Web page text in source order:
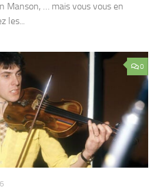
Manson, … mais vous vous en
les...
0